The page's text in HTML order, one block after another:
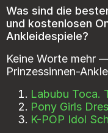
Was sind die
und kostenlosen
Ankleidespiele?
Keine Worte mehr
Prinzessinnen-
Labubu Toca.
Pony Girls
K-POP Idol